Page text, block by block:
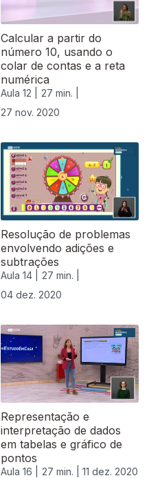
Calcular a partir do
número 10, usando o
colar de contas e a reta
numérica
Aula 12 |
27 min. |
27 nov. 2020
Resolução de problemas
envolvendo adições e
subtrações
Aula 14 |
27 min. |
04 dez. 2020
Representação e
interpretação de dados
em tabelas e gráfico de
pontos
Aula 16 | 27 min. | 11 dez. 2020